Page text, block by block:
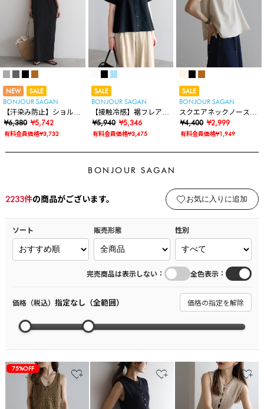
NEW
SALE
BONJOUR SAGAN
【汗染み防止】ショルダ
ータックノースリワンピ
ース
¥6,380 ¥5,742
有料会員価格¥3,732
SALE
BONJOUR SAGAN
【接触冷感】裾フレアポ
ロシャツ
¥5,940 ¥5,346
有料会員価格¥3,475
SALE
BONJOUR SAGAN
スクエアネックノースリ
ブラウス
¥4,400 ¥2,999
有料会員価格¥1,949
BONJOUR SAGAN
2233件の商品がございます。 お気に入りに追加
ソート 販売形態 性別
完売商品は表示しない ： 全色表示 ：
価格（税込） 指定なし（全範囲） 価格の指定を解除
75%OFF